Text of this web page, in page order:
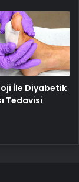
İle Diyabetik
Tedavisi